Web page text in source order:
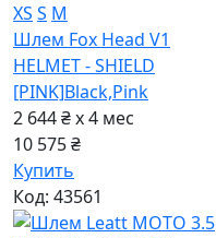
XS S M
Шлем Fox Head V1
HELMET - SHIELD
[PINK]Black,Pink
2 644 ₴ x 4 мес
10 575 ₴
Купить
Код: 43561